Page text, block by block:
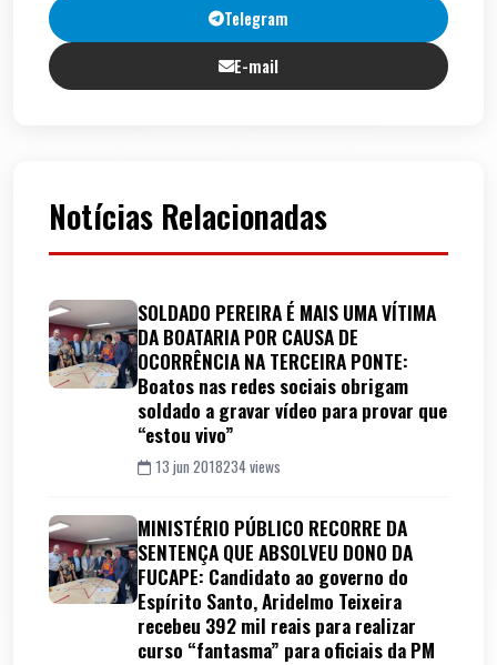
Telegram
E-mail
Notícias Relacionadas
SOLDADO PEREIRA É MAIS UMA VÍTIMA
DA BOATARIA POR CAUSA DE
OCORRÊNCIA NA TERCEIRA PONTE:
Boatos nas redes sociais obrigam
soldado a gravar vídeo para provar que
“estou vivo”
13 jun 2018234 views
MINISTÉRIO PÚBLICO RECORRE DA
SENTENÇA QUE ABSOLVEU DONO DA
FUCAPE: Candidato ao governo do
Espírito Santo, Aridelmo Teixeira
recebeu 392 mil reais para realizar
curso “fantasma” para oficiais da PM